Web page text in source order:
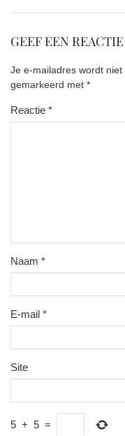
GEEF EEN REACTIE
Je e-mailadres wordt niet
gemarkeerd met *
Reactie *
Naam *
E-mail *
Site
5 + 5 =